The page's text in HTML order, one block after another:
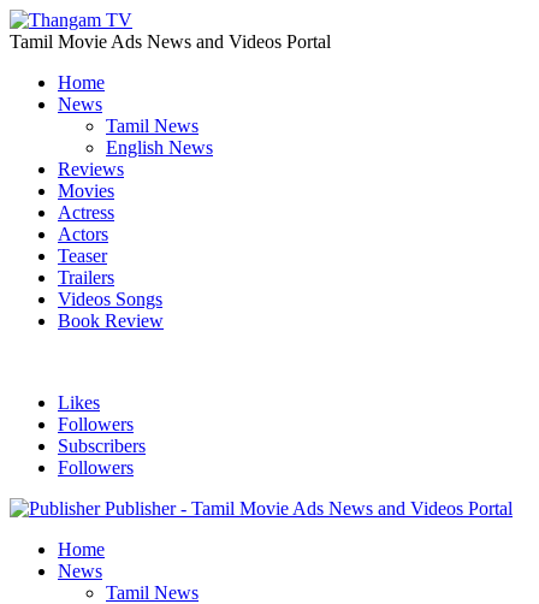
Tamil Movie Ads News and Videos Portal
Home
News
Tamil News
English News
Reviews
Movies
Actress
Actors
Teaser
Trailers
Videos Songs
Book Review
Likes
Followers
Subscribers
Followers
Publisher - Tamil Movie Ads News and Videos Portal
Home
News
Tamil News